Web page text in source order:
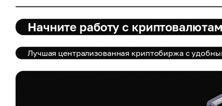
Начните работу с
Лучшая централизованная криптобиржа с